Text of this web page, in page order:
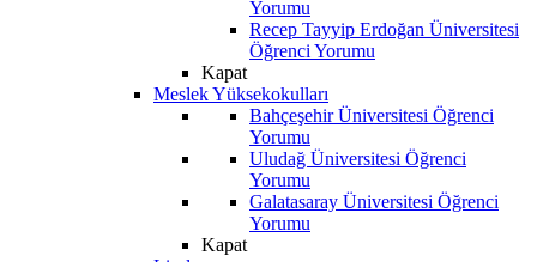
Yorumu
Recep Tayyip Erdoğan Üniversitesi
Öğrenci Yorumu
Kapat
Meslek Yüksekokulları
Bahçeşehir Üniversitesi Öğrenci
Yorumu
Uludağ Üniversitesi Öğrenci
Yorumu
Galatasaray Üniversitesi Öğrenci
Yorumu
Kapat